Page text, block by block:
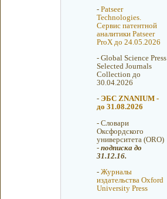
- Patseer
Technologies.
Сервис патентной
аналитики Patseer
ProX до 24.05.2026
- Global Science Press
Selected Journals
Collection до
30.04.2026
- ЭБС ZNANIUM -
до 31.08.2026
- Словари
Оксфордcкого
университета (ORO)
- подписка до
31.12.16.
- Журналы
издательства Oxford
University Press